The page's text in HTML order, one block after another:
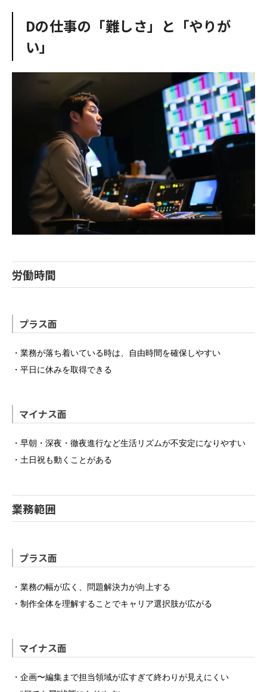
Dの仕事の「難しさ」と「やりが
い」
労働時間
プラス面
・業務が落ち着いている時は、自由時間を確保しやすい
・平日に休みを取得できる
マイナス面
・早朝・深夜・徹夜進行など生活リズムが不安定になりやすい
・土日祝も動くことがある
業務範囲
プラス面
・業務の幅が広く、問題解決力が向上する
・制作全体を理解することでキャリア選択肢が広がる
マイナス面
・企画〜編集まで担当領域が広すぎて終わりが見えにくい